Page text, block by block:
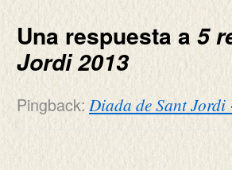
Una respuesta a 5
Jordi 2013
Pingback: Diada de Sant Jordi